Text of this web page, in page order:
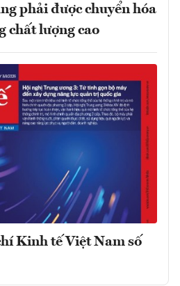
phải được chuyển hóa
chất lượng cao
Kinh tế Việt Nam số